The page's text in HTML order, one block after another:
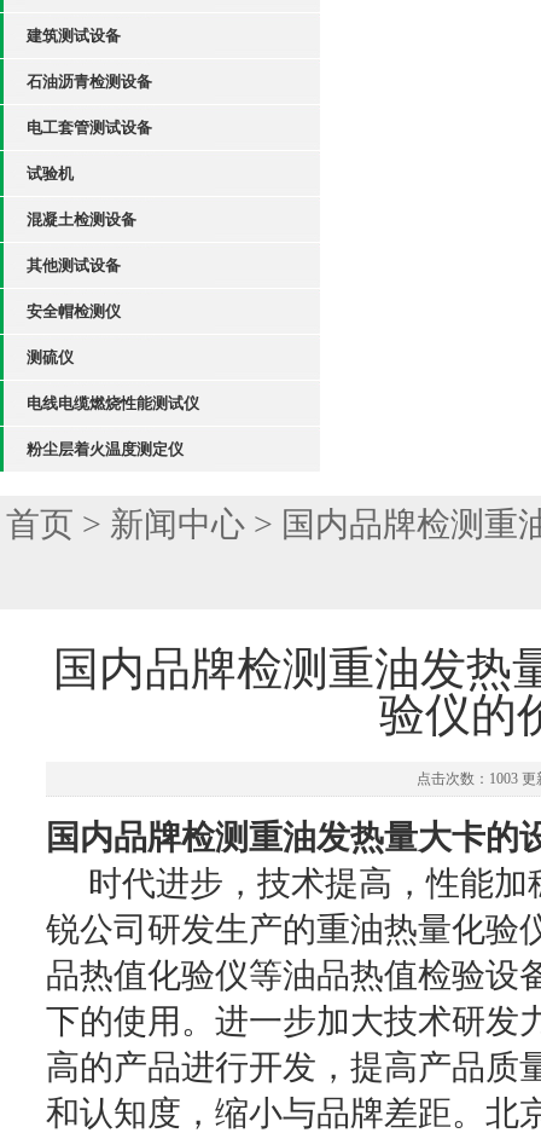
建筑测试设备
石油沥青检测设备
电工套管测试设备
试验机
混凝土检测设备
其他测试设备
安全帽检测仪
测硫仪
电线电缆燃烧性能测试仪
粉尘层着火温度测定仪
首页 > 新闻中心 > 国内品牌检测重
国内品牌检测重油发热
验仪的
点击次数：1003 更
国内品牌检测重油发热量大卡的
时代进步，技术提高，性能加
锐公司研发生产的重油热量化验
品热值化验仪等油品热值检验设
下的使用。进一步加大技术研发
高的产品进行开发，提高产品质
和认知度，缩小与品牌差距。北